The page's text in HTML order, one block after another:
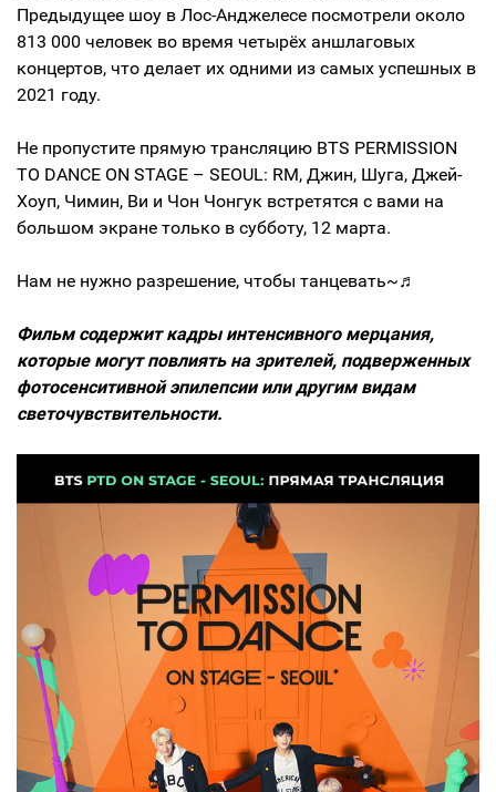
Предыдущее шоу в Лос-Анджелесе посмотрели около
813 000 человек во время четырёх аншлаговых
концертов, что делает их одними из самых успешных в
2021 году.
Не пропустите прямую трансляцию BTS PERMISSION
TO DANCE ON STAGE – SEOUL: RM, Джин, Шуга, Джей-
Хоуп, Чимин, Ви и Чон Чонгук встретятся с вами на
большом экране только в субботу, 12 марта.
Нам не нужно разрешение, чтобы танцевать~♬
Фильм содержит кадры интенсивного мерцания,
которые могут повлиять на зрителей, подверженных
фотосенситивной эпилепсии или другим видам
светочувствительности.